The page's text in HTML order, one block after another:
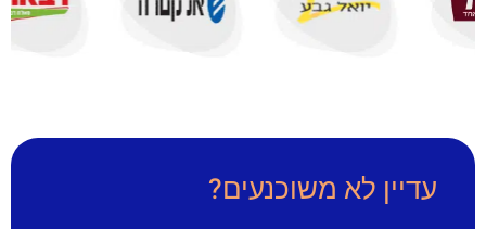
עדיין לא משוכנעים?